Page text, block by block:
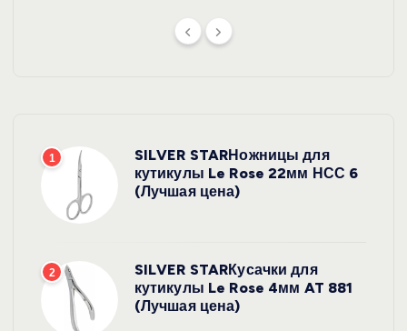
1
SILVER STARНожницы для
кутикулы Le Rose 22мм НСС 6
(Лучшая цена)
2
SILVER STARКусачки для
кутикулы Le Rose 4мм AT 881
(Лучшая цена)